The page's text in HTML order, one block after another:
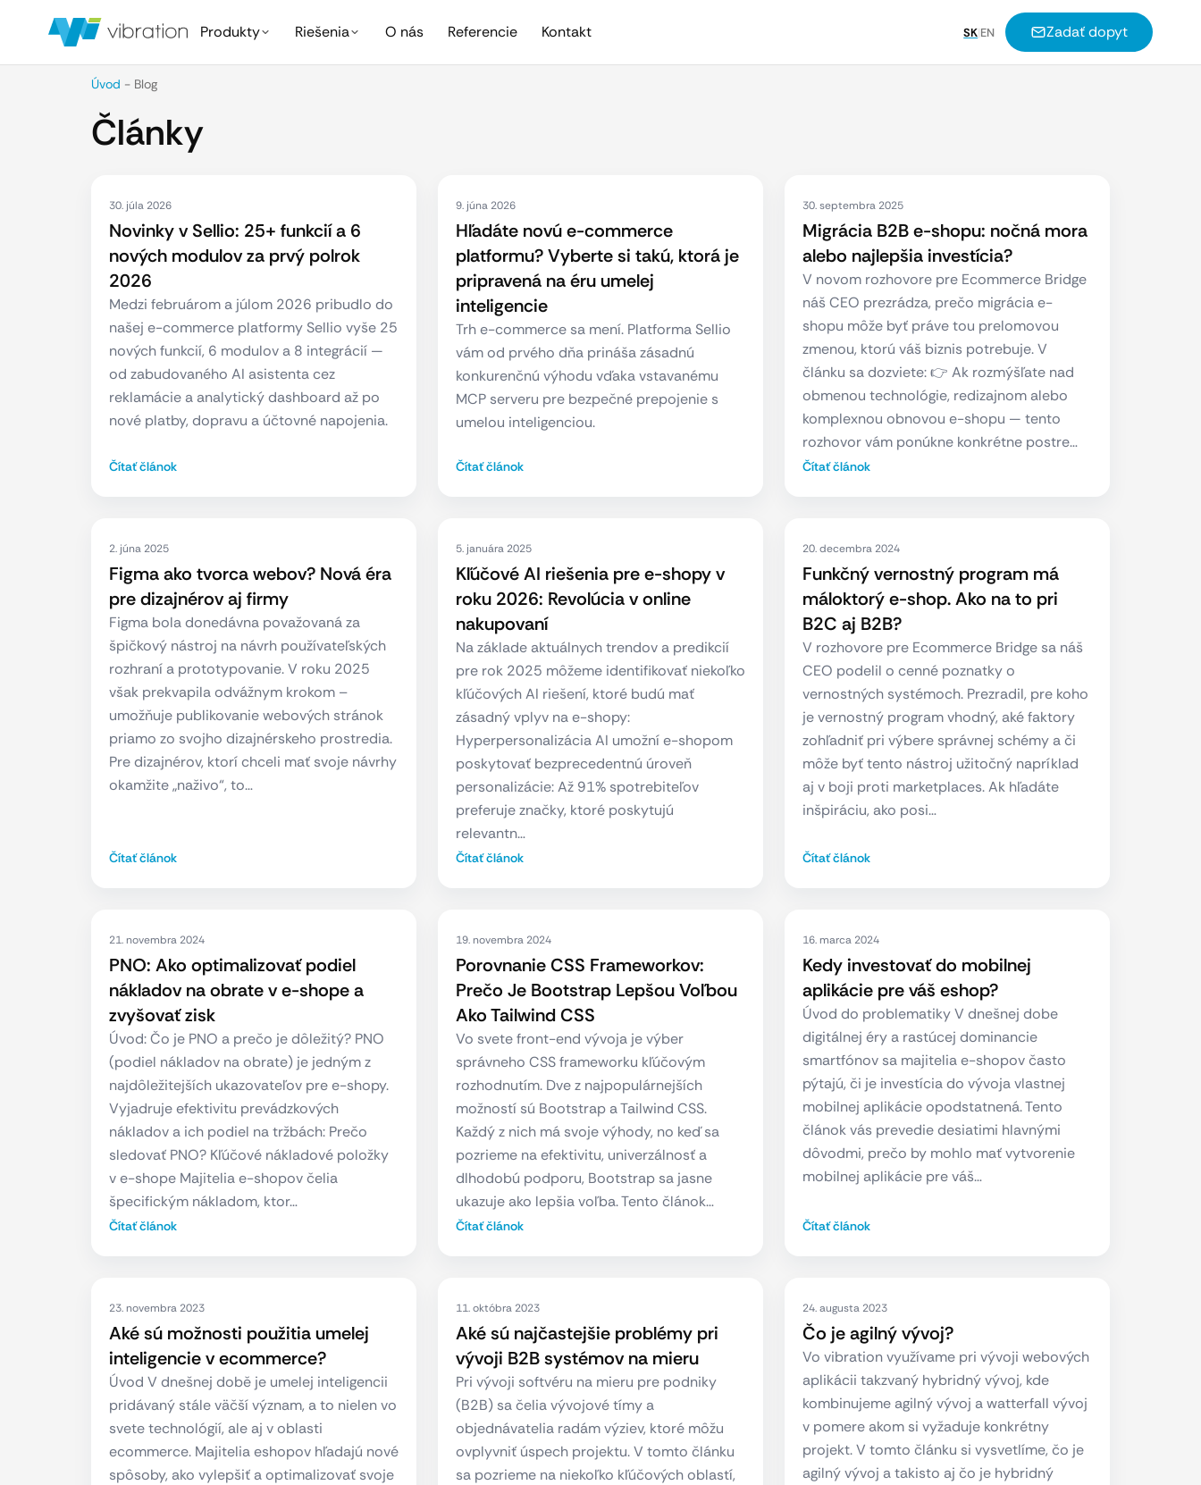
Produkty Riešenia O nás Referencie Kontakt SK|EN Zadať dopyt
Úvod - Blog
Články
30. júla 2026
Novinky v Sellio: 25+ funkcií a 6
nových modulov za prvý polrok
2026
Medzi februárom a júlom 2026 pribudlo do
našej e-commerce platformy Sellio vyše 25
nových funkcií, 6 modulov a 8 integrácií —
od zabudovaného AI asistenta cez
reklamácie a analytický dashboard až po
nové platby, dopravu a účtovné napojenia.
Čítať článok
9. júna 2026
Hľadáte novú e-commerce
platformu? Vyberte si takú, ktorá je
pripravená na éru umelej
inteligencie
Trh e-commerce sa mení. Platforma Sellio
vám od prvého dňa prináša zásadnú
konkurenčnú výhodu vďaka vstavanému
MCP serveru pre bezpečné prepojenie s
umelou inteligenciou.
Čítať článok
30. septembra 2025
Migrácia B2B e-shopu: nočná mora
alebo najlepšia investícia?
V novom rozhovore pre Ecommerce Bridge
náš CEO prezrádza, prečo migrácia e-
shopu môže byť práve tou prelomovou
zmenou, ktorú váš biznis potrebuje. V
článku sa dozviete: 👉 Ak rozmýšľate nad
obmenou technológie, redizajnom alebo
komplexnou obnovou e-shopu — tento
rozhovor vám ponúkne konkrétne postre…
Čítať článok
2. júna 2025
Figma ako tvorca webov? Nová éra
pre dizajnérov aj firmy
Figma bola donedávna považovaná za
špičkový nástroj na návrh používateľských
rozhraní a prototypovanie. V roku 2025
však prekvapila odvážnym krokom –
umožňuje publikovanie webových stránok
priamo zo svojho dizajnérskeho prostredia.
Pre dizajnérov, ktorí chceli mať svoje návrhy
okamžite „naživo“, to…
Čítať článok
5. januára 2025
Kľúčové AI riešenia pre e-shopy v
roku 2026: Revolúcia v online
nakupovaní
Na základe aktuálnych trendov a predikcií
pre rok 2025 môžeme identifikovať niekoľko
kľúčových AI riešení, ktoré budú mať
zásadný vplyv na e-shopy:
Hyperpersonalizácia AI umožní e-shopom
poskytovať bezprecedentnú úroveň
personalizácie: Až 91% spotrebiteľov
preferuje značky, ktoré poskytujú
relevantn…
Čítať článok
20. decembra 2024
Funkčný vernostný program má
máloktorý e-shop. Ako na to pri
B2C aj B2B?
V rozhovore pre Ecommerce Bridge sa náš
CEO podelil o cenné poznatky o
vernostných systémoch. Prezradil, pre koho
je vernostný program vhodný, aké faktory
zohľadniť pri výbere správnej schémy a či
môže byť tento nástroj užitočný napríklad
aj v boji proti marketplaces. Ak hľadáte
inšpiráciu, ako posi…
Čítať článok
21. novembra 2024
PNO: Ako optimalizovať podiel
nákladov na obrate v e-shope a
zvyšovať zisk
Úvod: Čo je PNO a prečo je dôležitý? PNO
(podiel nákladov na obrate) je jedným z
najdôležitejších ukazovateľov pre e-shopy.
Vyjadruje efektivitu prevádzkových
nákladov a ich podiel na tržbách: Prečo
sledovať PNO? Kľúčové nákladové položky
v e-shope Majitelia e-shopov čelia
špecifickým nákladom, ktor…
Čítať článok
19. novembra 2024
Porovnanie CSS Frameworkov:
Prečo Je Bootstrap Lepšou Voľbou
Ako Tailwind CSS
Vo svete front-end vývoja je výber
správneho CSS frameworku kľúčovým
rozhodnutím. Dve z najpopulárnejších
možností sú Bootstrap a Tailwind CSS.
Každý z nich má svoje výhody, no keď sa
pozrieme na efektivitu, univerzálnosť a
dlhodobú podporu, Bootstrap sa jasne
ukazuje ako lepšia voľba. Tento článok…
Čítať článok
16. marca 2024
Kedy investovať do mobilnej
aplikácie pre váš eshop?
Úvod do problematiky V dnešnej dobe
digitálnej éry a rastúcej dominancie
smartfónov sa majitelia e-shopov často
pýtajú, či je investícia do vývoja vlastnej
mobilnej aplikácie opodstatnená. Tento
článok vás prevedie desiatimi hlavnými
dôvodmi, prečo by mohlo mať vytvorenie
mobilnej aplikácie pre váš…
Čítať článok
23. novembra 2023
Aké sú možnosti použitia umelej
inteligencie v ecommerce?
Úvod V dnešnej době je umelej inteligencii
pridávaný stále väčší význam, a to nielen vo
svete technológií, ale aj v oblasti
ecommerce. Majitelia eshopov hľadajú nové
spôsoby, ako vylepšiť a optimalizovať svoje
11. októbra 2023
Aké sú najčastejšie problémy pri
vývoji B2B systémov na mieru
Pri vývoji softvéru na mieru pre podniky
(B2B) sa čelia vývojové tímy a
objednávatelia radám výziev, ktoré môžu
ovplyvniť úspech projektu. V tomto článku
sa pozrieme na niekoľko kľúčových oblastí,
24. augusta 2023
Čo je agilný vývoj?
Vo vibration využívame pri vývoji webových
aplikácii takzvaný hybridný vývoj, kde
kombinujeme agilný vývoj a watterfall vývoj
v pomere akom si vyžaduje konkrétny
projekt. V tomto článku si vysvetlíme, čo je
agilný vývoj a takisto aj čo je hybridný